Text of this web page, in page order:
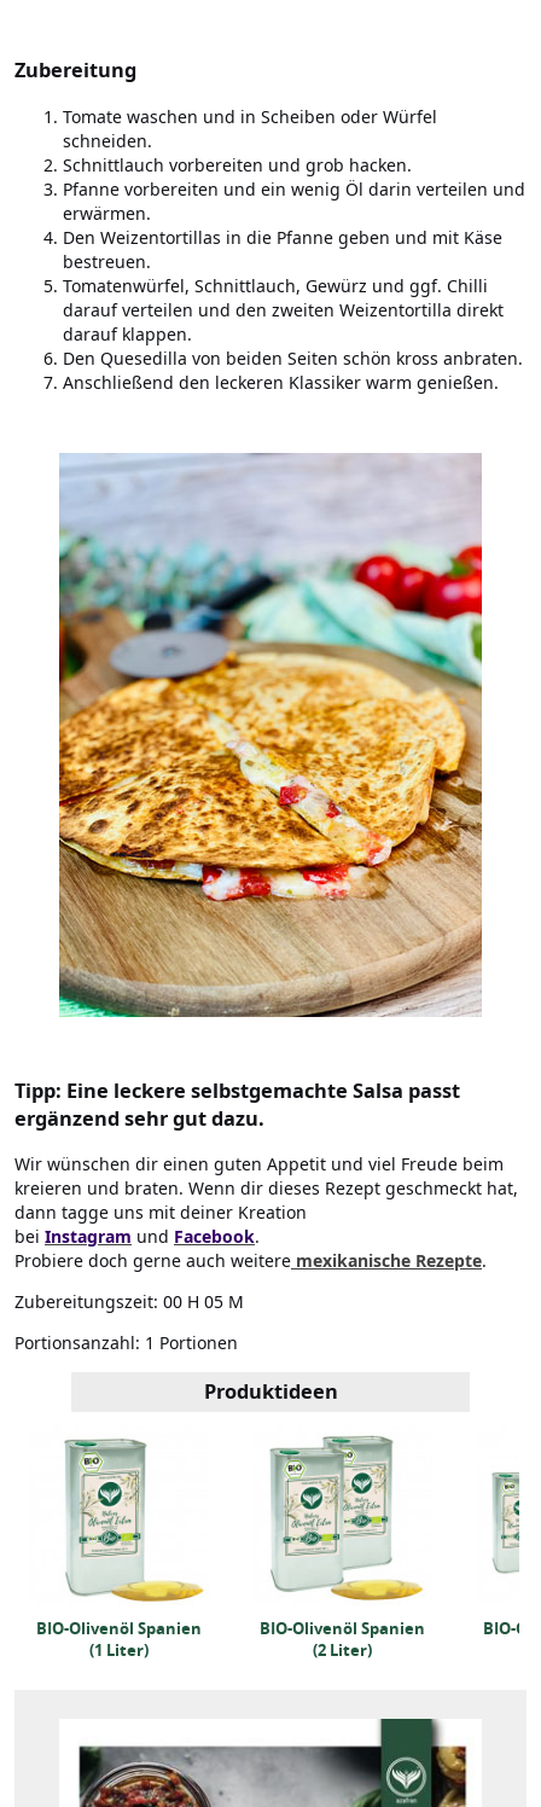
Zubereitung
Tomate waschen und in Scheiben oder Würfel
schneiden.
Schnittlauch vorbereiten und grob hacken.
Pfanne vorbereiten und ein wenig Öl darin verteilen und
erwärmen.
Den Weizentortillas in die Pfanne geben und mit Käse
bestreuen.
Tomatenwürfel, Schnittlauch, Gewürz und ggf. Chilli
darauf verteilen und den zweiten Weizentortilla direkt
darauf klappen.
Den Quesedilla von beiden Seiten schön kross anbraten.
Anschließend den leckeren Klassiker warm genießen.
Tipp: Eine leckere selbstgemachte Salsa passt
ergänzend sehr gut dazu.
Wir wünschen dir einen guten Appetit und viel Freude beim
kreieren und braten. Wenn dir dieses Rezept geschmeckt hat,
dann tagge uns mit deiner Kreation
bei Instagram und Facebook.
Probiere doch gerne auch weitere mexikanische Rezepte.
Zubereitungszeit: 00 H 05 M
Portionsanzahl: 1 Portionen
Produktideen
BIO-Olivenöl Spanien
(1 Liter)
BIO-Olivenöl Spanien
(2 Liter)
BIO-